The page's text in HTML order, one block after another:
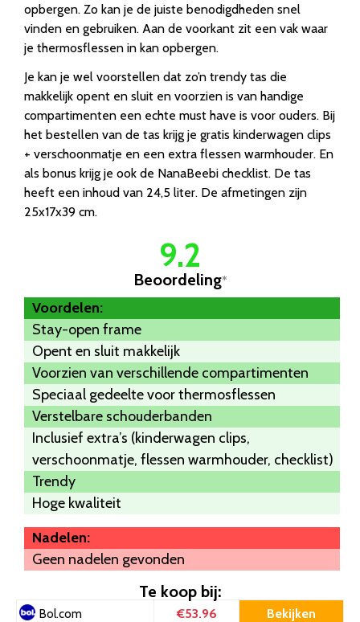
opbergen. Zo kan je de juiste benodigdheden snel
vinden en gebruiken. Aan de voorkant zit een vak waar
je thermosflessen in kan opbergen.
Je kan je wel voorstellen dat zo’n trendy tas die
makkelijk opent en sluit en voorzien is van handige
compartimenten een echte must have is voor ouders. Bij
het bestellen van de tas krijg je gratis kinderwagen clips
+ verschoonmatje en een extra flessen warmhouder. En
als bonus krijg je ook de NanaBeebi checklist. De tas
heeft een inhoud van 24,5 liter. De afmetingen zijn
25x17x39 cm.
9.2
Beoordeling*
Voordelen:
Stay-open frame
Opent en sluit makkelijk
Voorzien van verschillende compartimenten
Speciaal gedeelte voor thermosflessen
Verstelbare schouderbanden
Inclusief extra’s (kinderwagen clips,
verschoonmatje, flessen warmhouder, checklist)
Trendy
Hoge kwaliteit
Nadelen:
Geen nadelen gevonden
Te koop bij:
Bol.com €53.96 Bekijken